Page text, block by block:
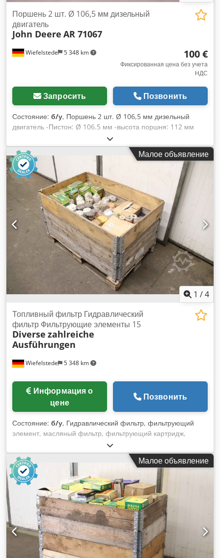
Wiefelstede 5 348 km
Поршень 2 шт. Ø 106,5 мм дизельный
двигатель
John Deere AR 71067
100 €
Фиксированная цена без учета
НДС
Запросить Позвонить
Состояние: б/у, Поршень 2 шт. Ø 106,5 мм дизельный
двигатель -Пистон: Ø 106.5 мм -высота поршня: 112 мм
-Поршневой штифт: Ø 41,278 мм -Комплектная цена: 2 шт.
Crjdpob A S Dxofx Aarsf -Масса: 1,4 кг/шт.
Малое объявление
1 /4
Wiefelstede 5 348 km
Топливный фильтр Гидравлический
фильтр Фильтрующие элементы 15
Diverse zahlreiche
Ausführungen
цене
Позвонить
Состояние: б/у, Гидравлический фильтр, фильтрующий
элемент, масляный фильтр, фильтрующий картридж,
гидравлический масляный фильтр, топливный фильтр,
накладной фильтр -Фильтрующие элементы:
Гидравлический масляный фильтр, топливный фильтр 157
шт. Cjdsn Srv Dspfx Aarerf -Тип: различные типы от
различных производителей -Цена/поставка: полная
-Транспортные размеры: 1200/800/H500 мм -Вес общий:
Малое объявление